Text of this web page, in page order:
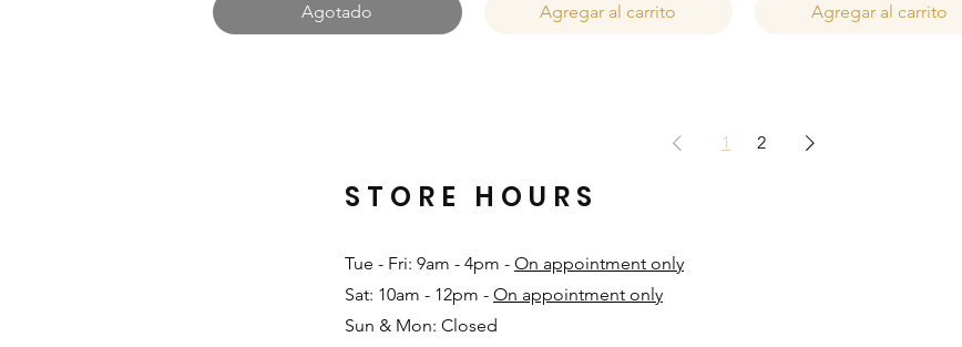
Agotado Agregar al carrito Agregar al carrito
1 2
Tue - Fri: 9am - 4pm - On appointment only
Sat: 10am - 12pm - On appointment only
Sun & Mon: Closed​
STORE HOURS